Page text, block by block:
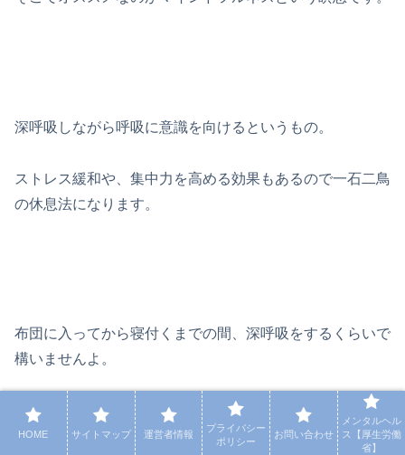
深呼吸しながら呼吸に意識を向けるというもの。
ストレス緩和や、集中力を高める効果もあるので一石二鳥
の休息法になります。
布団に入ってから寝付くまでの間、深呼吸をするくらいで
構いませんよ。
できれば部屋も片づけておいた方が良いですね。
HOME サイトマップ 運営者情報
プライバシー
ポリシー
お問い合わせ
メンタルヘル
ス【厚生労働
省】